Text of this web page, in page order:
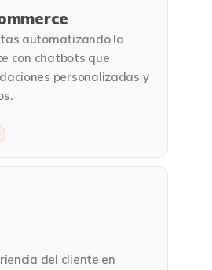
automatizando la
con chatbots que
personalizadas y
del cliente en